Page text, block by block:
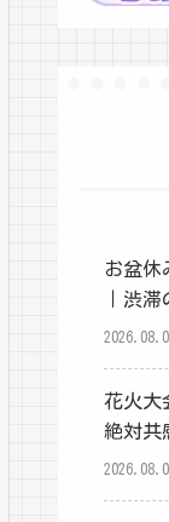
お盆休
｜渋
花火大
絶対共